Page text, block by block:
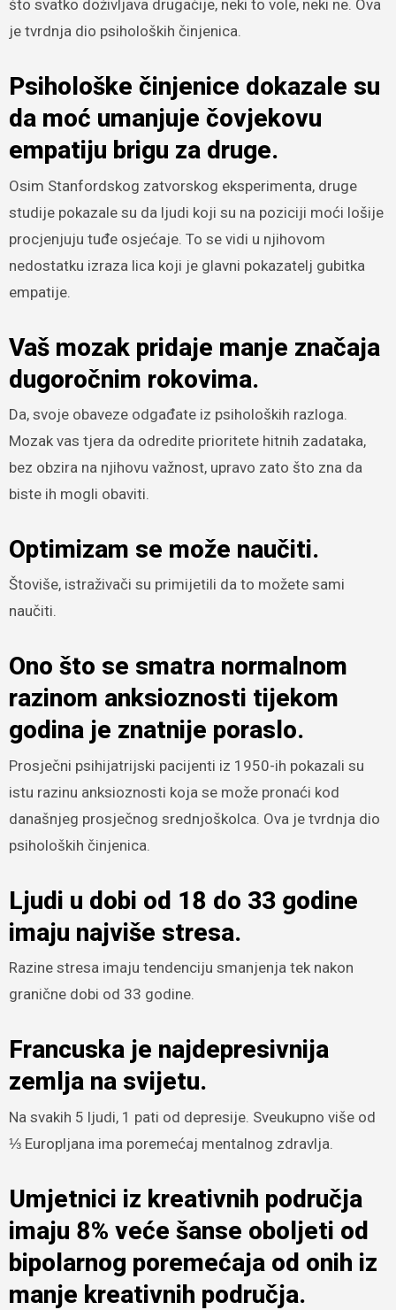
što svatko doživljava drugačije, neki to vole, neki ne. Ova
je tvrdnja dio psiholoških činjenica.
Psihološke činjenice dokazale su
da moć umanjuje čovjekovu
empatiju brigu za druge.
Osim Stanfordskog zatvorskog eksperimenta, druge
studije pokazale su da ljudi koji su na poziciji moći lošije
procjenjuju tuđe osjećaje. To se vidi u njihovom
nedostatku izraza lica koji je glavni pokazatelj gubitka
empatije.
Vaš mozak pridaje manje značaja
dugoročnim rokovima.
Da, svoje obaveze odgađate iz psiholoških razloga.
Mozak vas tjera da odredite prioritete hitnih zadataka,
bez obzira na njihovu važnost, upravo zato što zna da
biste ih mogli obaviti.
Optimizam se može naučiti.
Štoviše, istraživači su primijetili da to možete sami
naučiti.
Ono što se smatra normalnom
razinom anksioznosti tijekom
godina je znatnije poraslo.
Prosječni psihijatrijski pacijenti iz 1950-ih pokazali su
istu razinu anksioznosti koja se može pronaći kod
današnjeg prosječnog srednjoškolca. Ova je tvrdnja dio
psiholoških činjenica.
Ljudi u dobi od 18 do 33 godine
imaju najviše stresa.
Razine stresa imaju tendenciju smanjenja tek nakon
granične dobi od 33 godine.
Francuska je najdepresivnija
zemlja na svijetu.
Na svakih 5 ljudi, 1 pati od depresije. Sveukupno više od
⅓ Europljana ima poremećaj mentalnog zdravlja.
Umjetnici iz kreativnih područja
imaju 8% veće šanse oboljeti od
bipolarnog poremećaja od onih iz
manje kreativnih područja.